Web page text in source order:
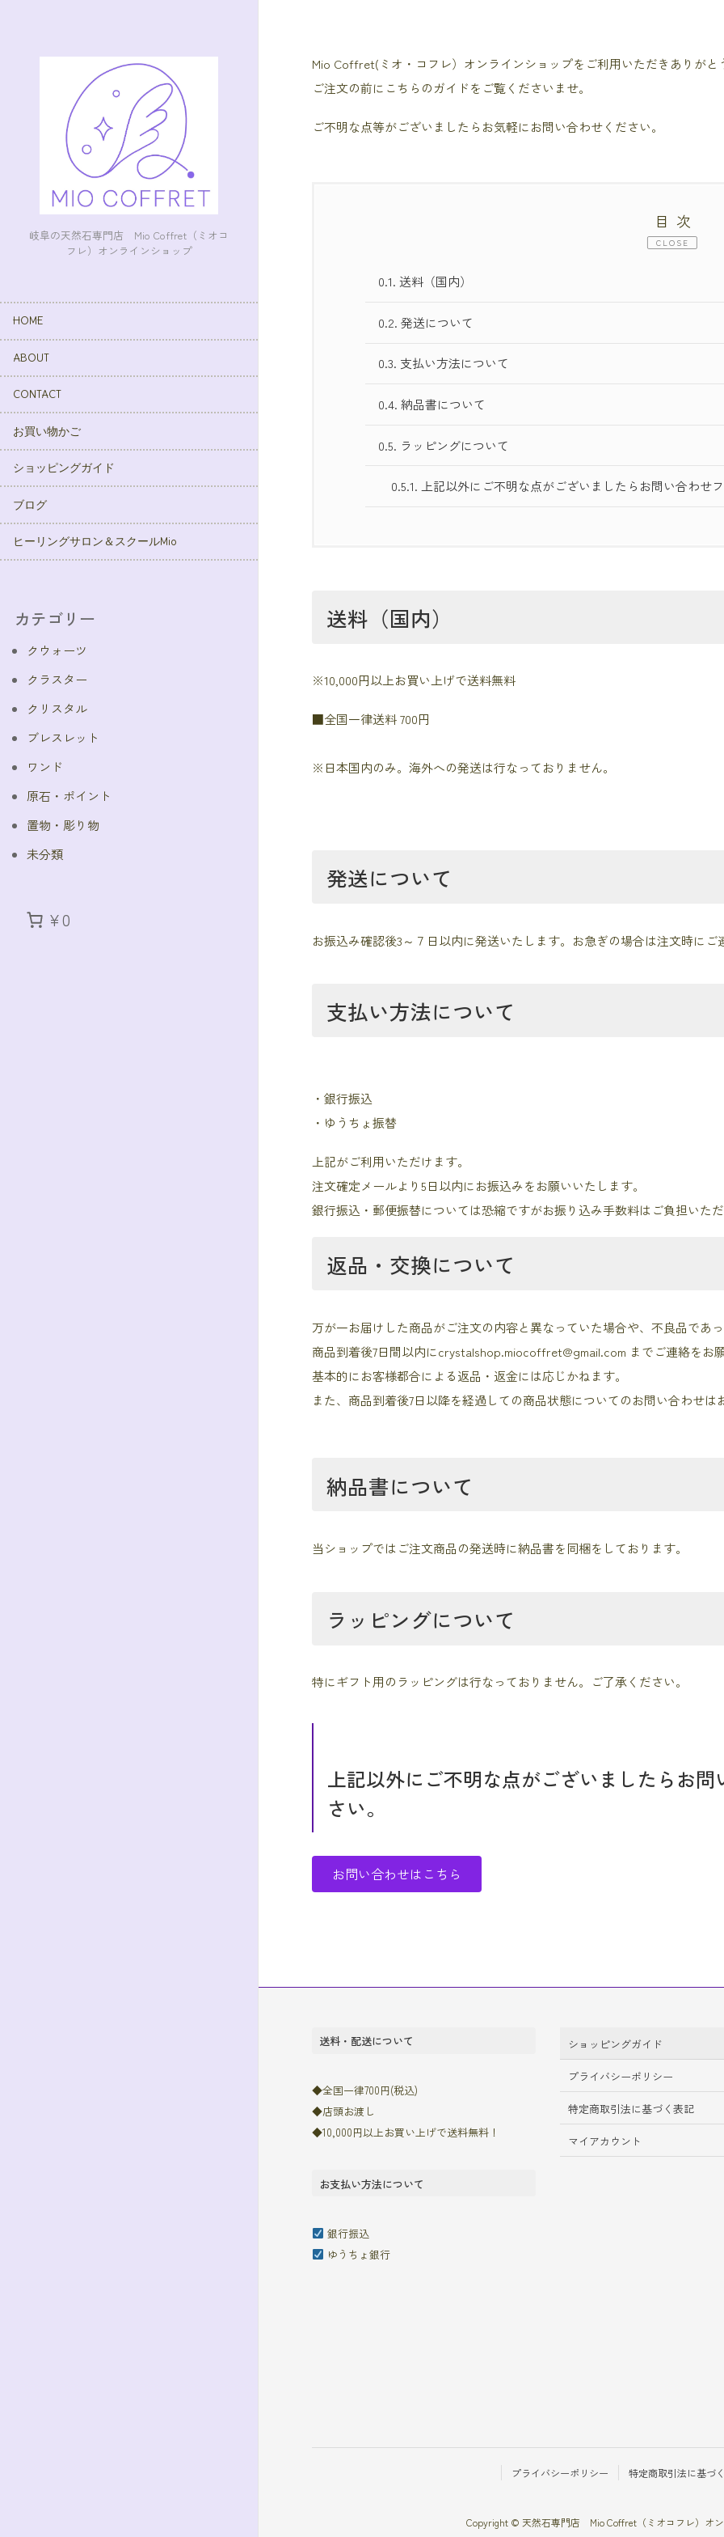
岐阜の天然石専門店 Mio Coffret（ミオコ
フレ）オンラインショップ
HOME
ABOUT
CONTACT
お買い物かご
ショッピングガイド
ブログ
ヒーリングサロン＆スクールMio
カテゴリー
クウォーツ
クラスター
クリスタル
ブレスレット
ワンド
原石・ポイント
置物・彫り物
未分類
¥0
Mio Coffret(ミオ・コフレ）オンラインショップをご利用いただきありがと
ご注文の前にこちらのガイドをご覧くださいませ。
ご不明な点等がございましたらお気軽にお問い合わせください。
目次
CLOSE
0.1.送料（国内）
0.2.発送について
0.3. 支払い方法について
0.4.納品書について
0.5. ラッピングについて
0.5.1.上記以外にご不明な点がございましたらお問い合わせ
送料（国内）
※10,000円以上お買い上げで送料無料
■全国一律送料 700円
※日本国内のみ。海外への発送は行なっておりません。
発送について
お振込み確認後3～７日以内に発送いたします。お急ぎの場合は注文時にご
支払い方法について
・銀行振込
・ゆうちょ振替
上記がご利用いただけます。
注文確定メールより5日以内にお振込みをお願いいたします。
銀行振込・郵便振替については恐縮ですがお振り込み手数料はご負担いた
返品・交換について
万が一お届けした商品がご注文の内容と異なっていた場合や、不良品であ
商品到着後7日間以内にcrystalshop.miocoffret@gmail.com までご連絡をお
基本的にお客様都合による返品・返金には応じかねます。
また、商品到着後7日以降を経過しての商品状態についてのお問い合わせは
納品書について
当ショップではご注文商品の発送時に納品書を同梱をしております。
ラッピングについて
特にギフト用のラッピングは行なっておりません。ご了承ください。
上記以外にご不明な点がございましたらお
さい。
お問い合わせはこちら
送料・配送について
◆全国一律700円(税込)
◆店頭お渡し
◆10,000円以上お買い上げで送料無料！
お支払い方法について
銀行振込
ゆうちょ銀行
ショッピングガイド
プライバシーポリシー
特定商取引法に基づく表記
マイアカウント
プライバシーポリシー 特定商取引法に基づ
Copyright © 天然石専門店 Mio Coffret（ミオコフレ）オン